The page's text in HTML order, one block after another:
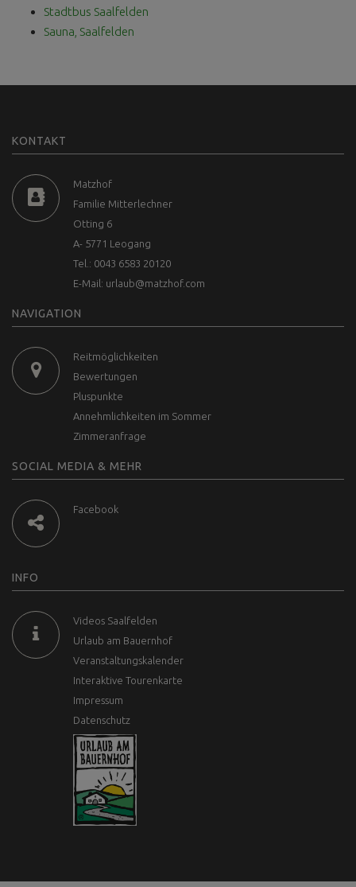
Stadtbus Saalfelden
Sauna, Saalfelden
KONTAKT
Matzhof
Familie Mitterlechner
Otting 6
A- 5771 Leogang
Tel.: 0043 6583 20120
E-Mail: urlaub@matzhof.com
NAVIGATION
Reitmöglichkeiten
Bewertungen
Pluspunkte
Annehmlichkeiten im Sommer
Zimmeranfrage
SOCIAL MEDIA & MEHR
Facebook
INFO
Videos Saalfelden
Urlaub am Bauernhof
Veranstaltungskalender
Interaktive Tourenkarte
Impressum
Datenschutz